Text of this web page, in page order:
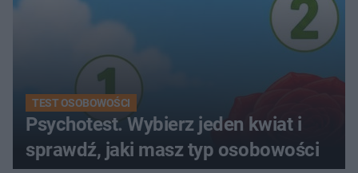
TEST OSOBOWOŚCI
Psychotest. Wybierz jeden kwiat i
sprawdź, jaki masz typ osobowości